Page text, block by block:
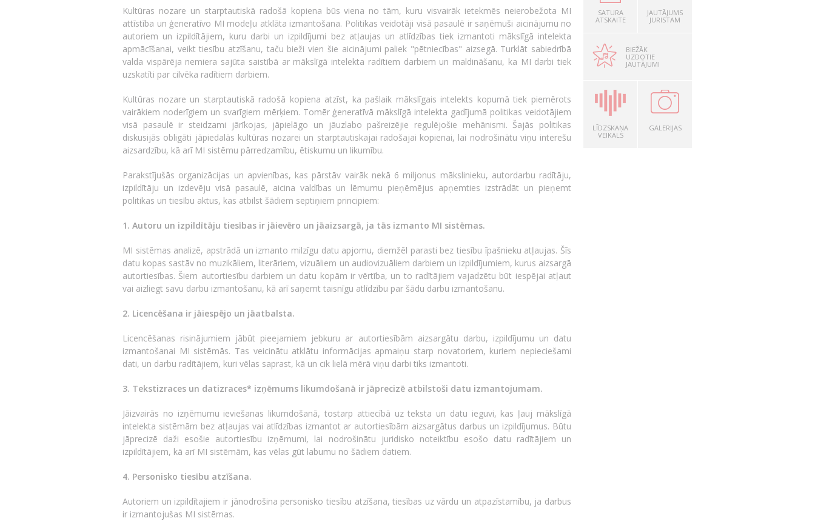
Kultūras nozare un starptautiskā radošā kopiena būs viena no tām, kuru visvairāk ietekmēs neierobežota MI
attīstība un ģeneratīvo MI modeļu atklāta izmantošana. Politikas veidotāji visā pasaulē ir saņēmuši aicinājumu no
autoriem un izpildītājiem, kuru darbi un izpildījumi bez atļaujas un atlīdzības tiek izmantoti mākslīgā intelekta
apmācīšanai, veikt tiesību atzīšanu, taču bieži vien šie aicinājumi paliek "pētniecības" aizsegā. Turklāt sabiedrībā
valda vispārēja nemiera sajūta saistībā ar mākslīgā intelekta radītiem darbiem un maldināšanu, ka MI darbi tiek
uzskatīti par cilvēka radītiem darbiem.
Kultūras nozare un starptautiskā radošā kopiena atzīst, ka pašlaik mākslīgais intelekts kopumā tiek piemērots
vairākiem noderīgiem un svarīgiem mērķiem. Tomēr ģeneratīvā mākslīgā intelekta gadījumā politikas veidotājiem
visā pasaulē ir steidzami jārīkojas, jāpielāgo un jāuzlabo pašreizējie regulējošie mehānismi. Šajās politikas
diskusijās obligāti jāpiedalās kultūras nozarei un starptautiskajai radošajai kopienai, lai nodrošinātu viņu interešu
aizsardzību, kā arī MI sistēmu pārredzamību, ētiskumu un likumību.
Parakstījušās organizācijas un apvienības, kas pārstāv vairāk nekā 6 miljonus mākslinieku, autordarbu radītāju,
izpildītāju un izdevēju visā pasaulē, aicina valdības un lēmumu pieņēmējus apņemties izstrādāt un pieņemt
politikas un tiesību aktus, kas atbilst šādiem septiņiem principiem:
1. Autoru un izpildītāju tiesības ir jāievēro un jāaizsargā, ja tās izmanto MI sistēmas.
MI sistēmas analizē, apstrādā un izmanto milzīgu datu apjomu, diemžēl parasti bez tiesību īpašnieku atļaujas. Šīs
datu kopas sastāv no muzikāliem, literāriem, vizuāliem un audiovizuāliem darbiem un izpildījumiem, kurus aizsargā
autortiesības. Šiem autortiesību darbiem un datu kopām ir vērtība, un to radītājiem vajadzētu būt iespējai atļaut
vai aizliegt savu darbu izmantošanu, kā arī saņemt taisnīgu atlīdzību par šādu darbu izmantošanu.
2. Licencēšana ir jāiespējo un jāatbalsta.
Licencēšanas risinājumiem jābūt pieejamiem jebkuru ar autortiesībām aizsargātu darbu, izpildījumu un datu
izmantošanai MI sistēmās. Tas veicinātu atklātu informācijas apmaiņu starp novatoriem, kuriem nepieciešami
dati, un darbu radītājiem, kuri vēlas saprast, kā un cik lielā mērā viņu darbi tiks izmantoti.
3. Tekstizraces un datizraces* izņēmums likumdošanā ir jāprecizē atbilstoši datu izmantojumam.
Jāizvairās no izņēmumu ieviešanas likumdošanā, tostarp attiecībā uz teksta un datu ieguvi, kas ļauj mākslīgā
intelekta sistēmām bez atļaujas vai atlīdzības izmantot ar autortiesībām aizsargātus darbus un izpildījumus. Būtu
jāprecizē daži esošie autortiesību izņēmumi, lai nodrošinātu juridisko noteiktību esošo datu radītājiem un
izpildītājiem, kā arī MI sistēmām, kas vēlas gūt labumu no šādiem datiem.
4. Personisko tiesību atzīšana.
Autoriem un izpildītajiem ir jānodrošina personisko tiesību atzīšana, tiesības uz vārdu un atpazīstamību, ja darbus
ir izmantojušas MI sistēmas.
SATURA
ATSKAITE
JAUTĀJUMS
JURISTAM
BIEŽĀK
UZDOTIE
JAUTĀJUMI
LĪDZSKAŅA
VEIKALS
GALERIJAS